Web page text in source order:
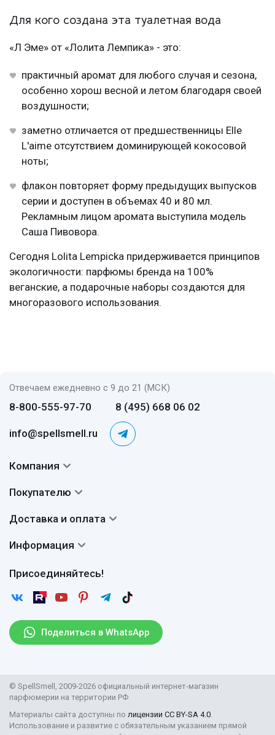
Для кого создана эта туалетная вода
«Л Эме» от «Лолита Лемпика» - это:
практичный аромат для любого случая и сезона,
особенно хорош весной и летом благодаря своей
воздушности;
заметно отличается от предшественницы Elle
L'aime отсутствием доминирующей кокосовой
ноты;
флакон повторяет форму предыдущих выпусков
серии и доступен в объемах 40 и 80 мл.
Рекламным лицом аромата выступила модель
Саша Пивовора.
Сегодня Lolita Lempicka придерживается принципов
экологичности: парфюмы бренда на 100%
веганские, а подарочные наборы создаются для
многоразового использования.
Отвечаем ежедневно с 9 до 21 (МСК)
8-800-555-97-70 8 (495) 668 06 02
info@spellsmell.ru
Поделиться в WhatsApp
Присоединяйтесь!
Компания
Авторы
Сертификаты
Покупателю
Вопросы и ответы
Отзывы
Рассылка
Доставка и оплата
Доставка
Возврат
Информация
Пользовательское соглашение
Защита персональных данных
Правила продажи товаров (Постановление Правительства
Поставщикам
© SpellSmell, 2009-2026 официальный интернет-магазин
парфюмерии на территории РФ
Материалы сайта доступны по лицензии CC BY-SA 4.0.
Использование и развитие с обязательным указанием прямой